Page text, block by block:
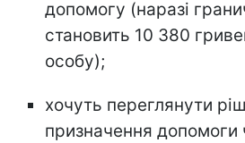
допомогу (наразі
становить 10 380
особу);
хочуть переглянути
призначення допомоги